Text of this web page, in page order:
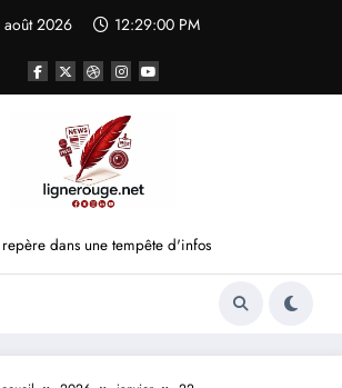
août 2026 12:29:00 PM
dans une tempête d'infos